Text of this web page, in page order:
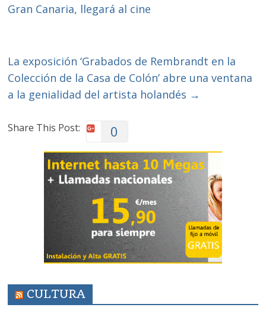
Gran Canaria, llegará al cine
La exposición ‘Grabados de Rembrandt en la
Colección de la Casa de Colón’ abre una ventana
a la genialidad del artista holandés →
Share This Post: 0
CULTURA